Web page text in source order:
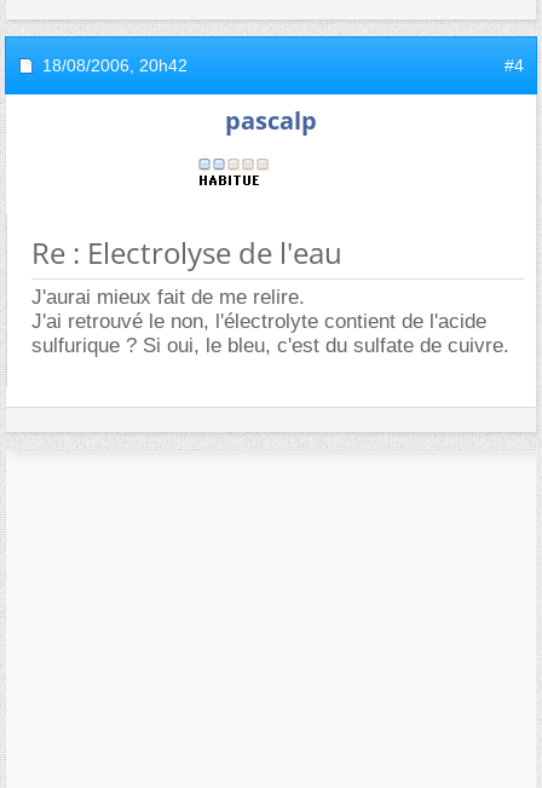
18/08/2006, 20h42 #4
pascalp
Re : Electrolyse de l'eau
J'aurai mieux fait de me relire.
J'ai retrouvé le non, l'électrolyte contient de l'acide
sulfurique ? Si oui, le bleu, c'est du sulfate de cuivre.